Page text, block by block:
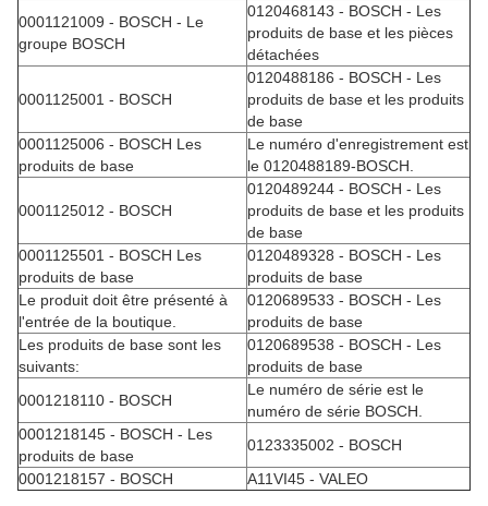
0001121009 - BOSCH - Le
groupe BOSCH
0120468143 - BOSCH - Les
produits de base et les pièces
détachées
0001125001 - BOSCH
0120488186 - BOSCH - Les
produits de base et les produits
de base
0001125006 - BOSCH Les
produits de base
Le numéro d'enregistrement est
le 0120488189-BOSCH.
0001125012 - BOSCH
0120489244 - BOSCH - Les
produits de base et les produits
de base
0001125501 - BOSCH Les
produits de base
0120489328 - BOSCH - Les
produits de base
Le produit doit être présenté à
l'entrée de la boutique.
0120689533 - BOSCH - Les
produits de base
Les produits de base sont les
suivants:
0120689538 - BOSCH - Les
produits de base
0001218110 - BOSCH
Le numéro de série est le
numéro de série BOSCH.
0001218145 - BOSCH - Les
produits de base
0123335002 - BOSCH
0001218157 - BOSCH
A11VI45 - VALEO